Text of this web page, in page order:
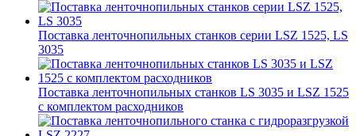
Поставка ленточнопильных станков серии LSZ 1525, LS
3035
Поставка ленточнопильных станков LS 3035 и LSZ 1525
с комплектом расходников